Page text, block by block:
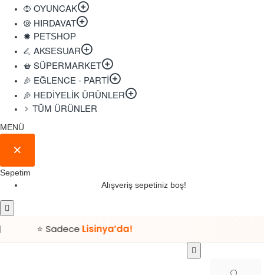
OYUNCAK
HIRDAVAT
PETSHOP
AKSESUAR
SÜPERMARKET
EĞLENCE - PARTI
HEDIYELIK ÜRÜNLER
TÜM ÜRÜNLER
MENÜ
Sepetim
Alışveriş sepetiniz boş!
⭐ SadeceLisinya’da!